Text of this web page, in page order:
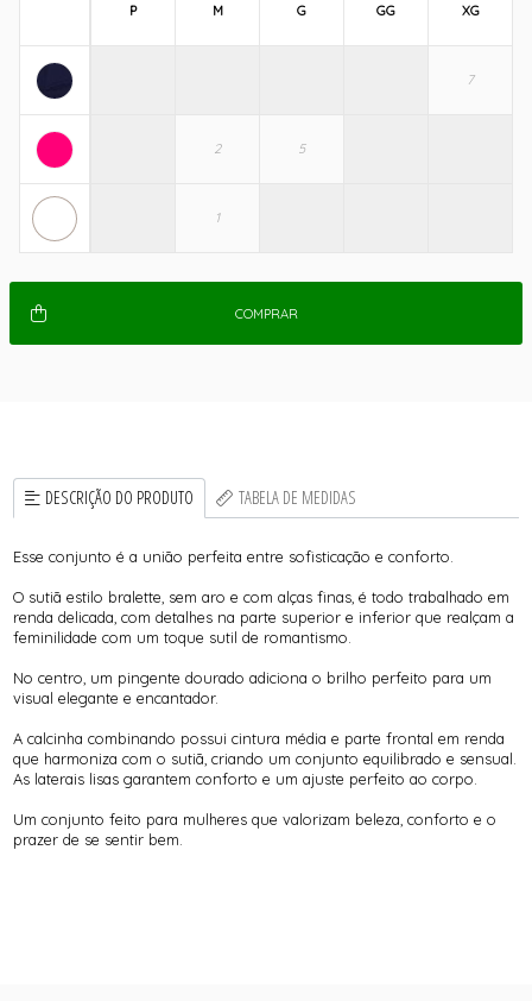
P M G GG XG
COMPRAR
DESCRIÇÃO DO PRODUTO TABELA DE MEDIDAS
Esse conjunto é a união perfeita entre sofisticação e conforto.
O sutiã estilo bralette, sem aro e com alças finas, é todo trabalhado em
renda delicada, com detalhes na parte superior e inferior que realçam a
feminilidade com um toque sutil de romantismo.
No centro, um pingente dourado adiciona o brilho perfeito para um
visual elegante e encantador.
A calcinha combinando possui cintura média e parte frontal em renda
que harmoniza com o sutiã, criando um conjunto equilibrado e sensual.
As laterais lisas garantem conforto e um ajuste perfeito ao corpo.
Um conjunto feito para mulheres que valorizam beleza, conforto e o
prazer de se sentir bem.